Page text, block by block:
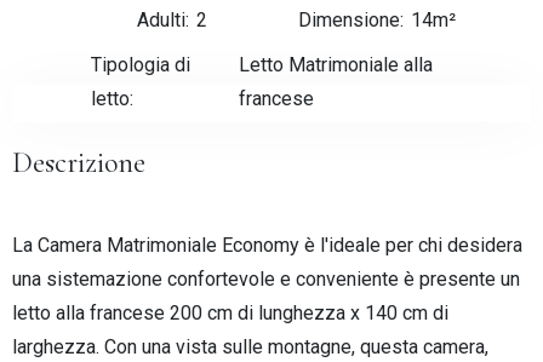
Adulti: 2 Dimensione: 14m²
Tipologia di
letto:
Letto Matrimoniale alla
francese
Descrizione
La Camera Matrimoniale Economy è l'ideale per chi desidera
una sistemazione confortevole e conveniente è presente un
letto alla francese 200 cm di lunghezza x 140 cm di
larghezza. Con una vista sulle montagne, questa camera,
Check-in
Check-out